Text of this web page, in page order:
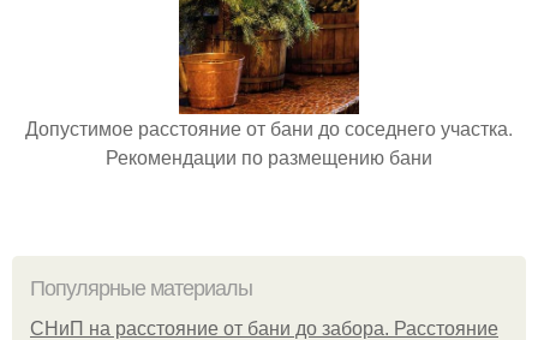
Допустимое расстояние от бани до соседнего участка.
Рекомендации по размещению бани
Популярные материалы
СНиП на расстояние от бани до забора. Расстояние